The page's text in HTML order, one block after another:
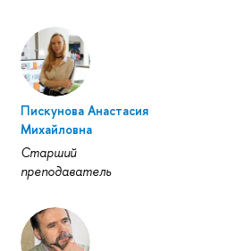
Пискунова Анастасия
Михайловна
Старший
преподаватель